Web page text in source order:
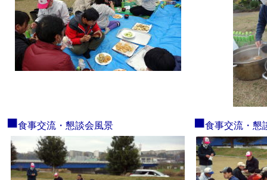
■食事交流・懇談会風景 ■食事交流・懇